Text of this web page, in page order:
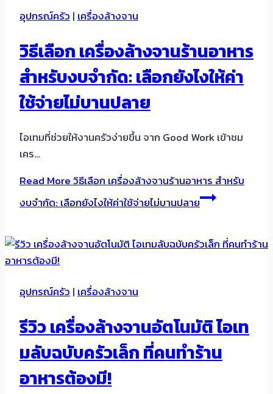
อุปกรณ์ครัว | เครื่องล้างจาน
วิธีเลือก เครื่องล้างจานร้านอาหาร
สำหรับงบจำกัด: เลือกยังไงให้ค่า
ใช้จ่ายไม่บานปลาย
ไอเทมที่ช่วยให้งานครัวง่ายขึ้น จาก Good Work เข้าชม
เคร…
Read Moreวิธีเลือก เครื่องล้างจานร้านอาหาร สำหรับ
งบจำกัด: เลือกยังไงให้ค่าใช้จ่ายไม่บานปลาย
อุปกรณ์ครัว|เครื่องล้างจาน
รีวิว เครื่องล้างจานอัตโนมัติ ไอเท
มลับฉบับครัวเล็ก ที่คนทำร้าน
อาหารต้องมี!